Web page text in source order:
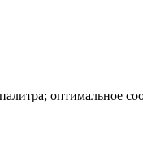
оптимальное